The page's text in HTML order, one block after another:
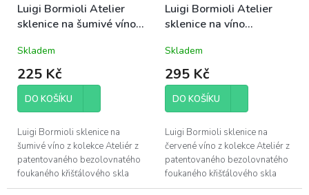
Luigi Bormioli Atelier
sklenice na šumivé víno
Skladem
225 Kč
DO KOŠÍKU
Luigi Bormioli sklenice na
šumivé víno z kolekce Ateliér z
patentovaného bezolovnatého
foukaného křišťálového skla
Son.hyx se výšenou odolností
Luigi Bormioli Atelier
sklenice na víno
(08743)
Skladem
295 Kč
DO KOŠÍKU
Luigi Bormioli sklenice na
červené víno z kolekce Ateliér z
patentovaného bezolovnatého
foukaného křišťálového skla
Son.hyx se výšenou odolností